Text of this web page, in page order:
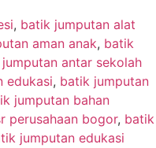
, batik jumputan alat
aman anak, batik
antar sekolah
edukasi, batik jumputan
jumputan bahan
perusahaan bogor, batik
jumputan edukasi